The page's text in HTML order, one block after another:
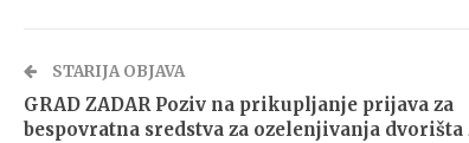
STARIJA OBJAVA
GRAD ZADAR Poziv na prikupljanje prijava za
bespovratna sredstva za ozelenjivanja dvorišta